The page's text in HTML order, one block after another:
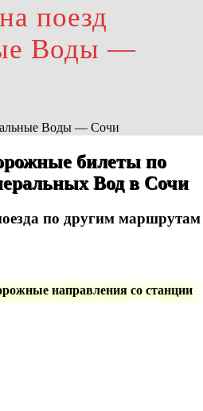
поезд
Воды —
Воды — Сочи
билеты по
Вод в Сочи
по другим маршрутам
направления со станции